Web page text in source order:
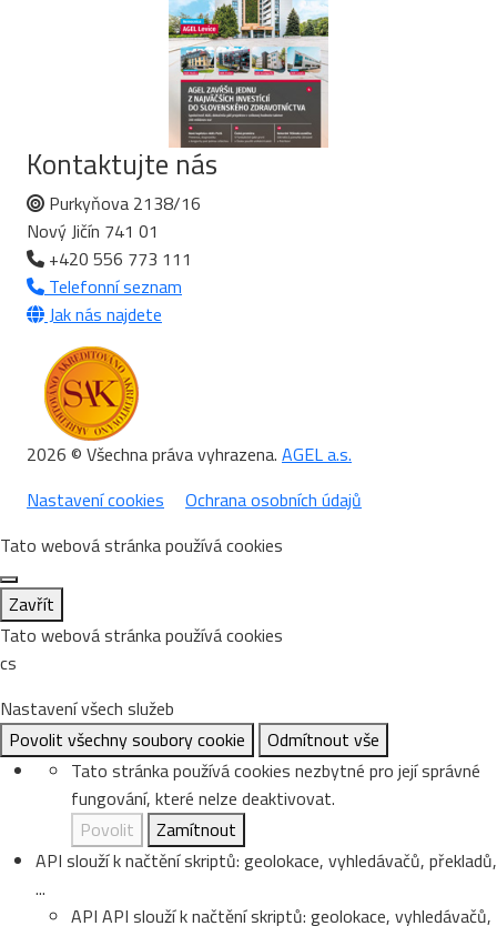
Kontaktujte nás
Purkyňova 2138/16
Nový Jičín 741 01
+420 556 773 111
Telefonní seznam
Jak nás najdete
2026 © Všechna práva vyhrazena. AGEL a.s.
Nastavení cookies
Ochrana osobních údajů
Tato webová stránka používá cookies
Zavřít
Tato webová stránka používá cookies
cs
Nastavení všech služeb
Povolit všechny soubory cookie
Odmítnout vše
Tato stránka používá cookies nezbytné pro její správné
fungování, které nelze deaktivovat.
Povolit
Zamítnout
API slouží k načtění skriptů: geolokace, vyhledávačů, překladů,
...
API API slouží k načtění skriptů: geolokace, vyhledávačů,